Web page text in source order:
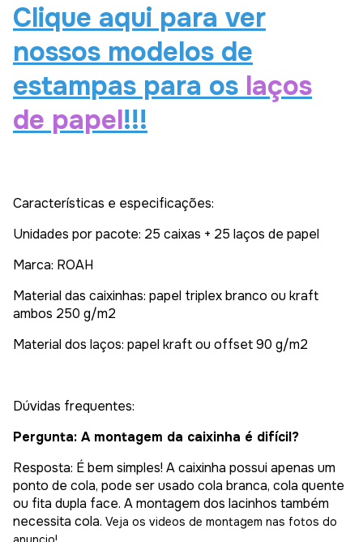
Clique aqui para ver
nossos modelos de
estampas para os laços
de papel!!!
Características e especificações:
Unidades por pacote: 25 caixas + 25 laços de papel
Marca: ROAH
Material das caixinhas: papel triplex branco ou kraft
ambos 250 g/m2
Material dos laços: papel kraft ou offset 90 g/m2
Dúvidas frequentes:
Pergunta: A montagem da caixinha é difícil?
Resposta: É bem simples! A caixinha possui apenas um
ponto de cola, pode ser usado cola branca, cola quente
ou fita dupla face. A montagem dos lacinhos também
necessita cola. Veja os videos de montagem nas fotos do